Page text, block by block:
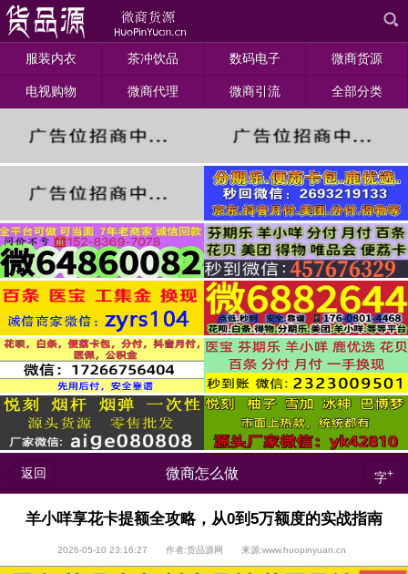
服装内衣 茶冲饮品 数码电子 微商货源
电视购物 微商代理 微商引流 全部分类
返回 微商怎么做 字+
羊小咩享花卡提额全攻略，从0到5万额度的实战指南
2026-05-10 23:16:27 作者:货品源网 来源:www.huopinyuan.cn